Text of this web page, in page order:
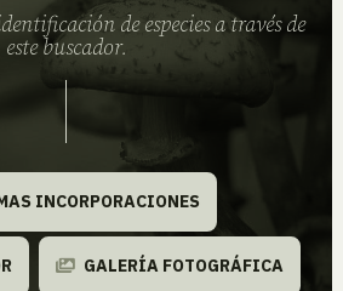
de especies a través de
este buscador.
INCORPORACIONES
GALERÍA FOTOGRÁFICA